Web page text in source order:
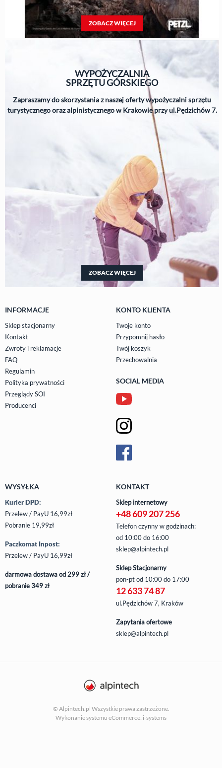
ZOBACZ WIĘCEJ
WYPOŻYCZALNIA
SPRZĘTUGÓRSKIEGO
Zapraszamy do skorzystania z naszej oferty wypożyczalni sprzętu
turystycznego oraz alpinistycznego w Krakowie przy ul.Pędzichów 7.
ZOBACZ WIĘCEJ
INFORMACJE
Sklep stacjonarny
Kontakt
Zwroty i reklamacje
FAQ
Regulamin
Polityka prywatności
Przeglądy SOI
Producenci
KONTO KLIENTA
Twoje konto
Przypomnij hasło
Twój koszyk
Przechowalnia
SOCIAL MEDIA
WYSYŁKA
Kurier DPD:
Przelew / PayU 16,99zł
Pobranie 19,99zł
Paczkomat Inpost:
Przelew / PayU 16,99zł
darmowa dostawa od 299 zł /
pobranie 349 zł
KONTAKT
Sklep internetowy
+48 609 207 256
Telefon czynny w godzinach:
od 10:00 do 16:00
sklep@alpintech.pl
Sklep Stacjonarny
pon-ptod 10:00 do 17:00
12 633 74 87
ul.Pędzichów 7, Kraków
Zapytania ofertowe
sklep@alpintech.pl
© Alpintech.pl Wszystkie prawa zastrzeżone.
Wykonanie systemu eCommerce: i-systems